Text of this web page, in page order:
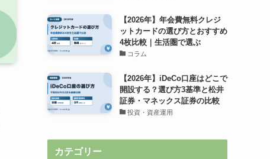
【2026年】年会費無料クレジ
ットカードの選び方とおすすめ
4枚比較｜生活圏で選ぶ
コラム
【2026年】iDeCo口座はどこで
開設する？選び方3基準と松井
証券・マネックス証券の比較
投資・資産運用
カテゴリー